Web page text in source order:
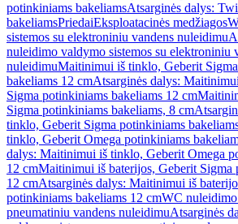
potinkiniams bakeliamsAtsarginės dalys:
bakeliamsPriedaiEksploatacinės medžiagos
sistemos su elektroniniu vandens nuleidimu
nuleidimo valdymo sistemos su elektroniniu
nuleidimuMaitinimui iš tinklo, Geberit
bakeliams 12 cmAtsarginės dalys:
Sigma potinkiniams bakeliams 12 cm
Sigma potinkiniams bakeliams, 8 cm
tinklo, Geberit Sigma potinkiniams
tinklo, Geberit Omega potinkiniams
dalys: Maitinimui iš tinklo, Geberit Omega
12 cmMaitinimui iš baterijos, Geberit Sigma
12 cmAtsarginės dalys: Maitinimui iš
potinkiniams bakeliams 12 cmWC nuleidimo
pneumatiniu vandens nuleidimuAtsarginės